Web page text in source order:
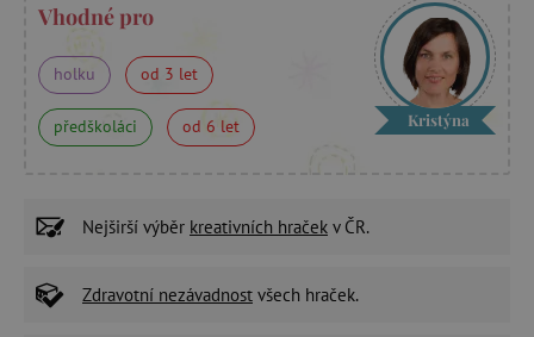
Vhodné pro
holku od 3 let
předškoláci od 6 let Kristýna
Nejširší výběr kreativních hraček v ČR.
Zdravotní nezávadnost všech hraček.